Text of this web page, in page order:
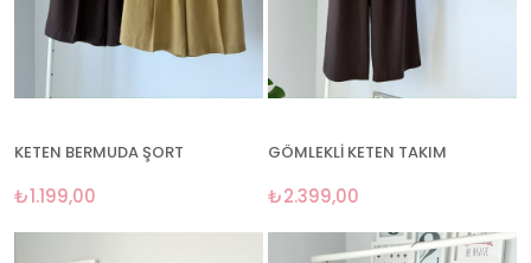
KETEN BERMUDA ŞORT
₺1.199,00
GÖMLEKLİ KETEN TAKIM
₺2.399,00